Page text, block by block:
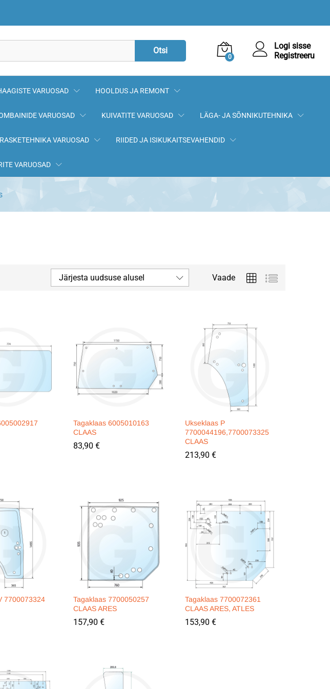
Otsi
0
Logi sisse
Registreeru
VARUOSAD HOOLDUS JA REMONT
VARUOSAD KUIVATITE VARUOSAD LÄGA- JA SÕNNIKUTEHNIKA
RASKETEHNIKA VARUOSAD RIIDED JA ISIKUKAITSEVAHENDID
VARUOSAD
Vaade
Järjesta uudsuse alusel
Tagaklaas 6005010163
CLAAS
83,90 €
83,90 €
Ukseklaas P
7700044196,7700073325
CLAAS
213,90 €
213,90 €
7700073324
Tagaklaas 7700050257
CLAAS ARES
157,90 €
157,90 €
Tagaklaas 7700072361
CLAAS ARES, ATLES
153,90 €
153,90 €